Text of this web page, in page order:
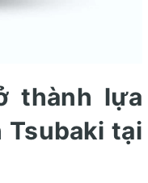
thành lựa
Tsubaki tại